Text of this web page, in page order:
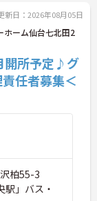
新日：2026年08月05日
ホーム仙台七北田2
開所予定♪グ
任者募集＜
柏55-3
」バス・